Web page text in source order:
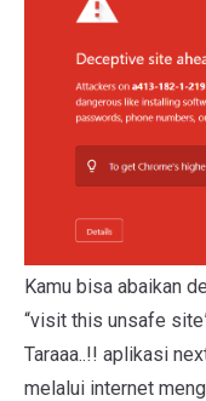
Kamu bisa abaikan
“visit this unsafe
Taraaa..!! aplikasi
melalui internet